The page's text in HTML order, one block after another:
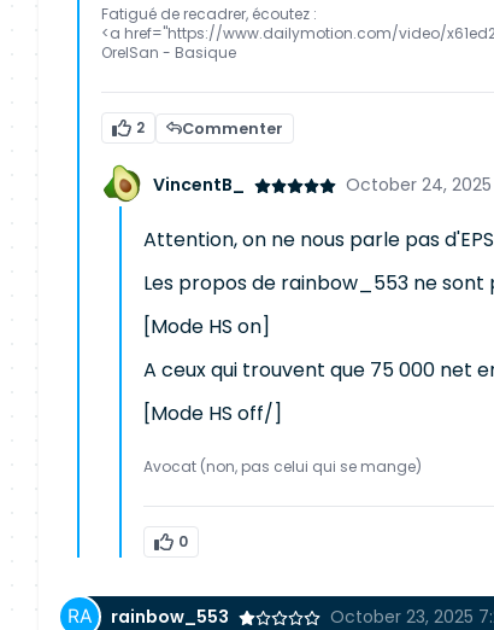
Fatigué de recadrer, écoutez :
<a href="https://www.dailymotion.com/video/
OrelSan - Basique
2 Commenter
VincentB_ October 24, 2025
Attention, on ne nous parle pas
Les propos de rainbow_553 ne sont
[Mode HS on]
A ceux qui trouvent que 75 000 net
[Mode HS off/]
Avocat (non, pas celui qui se mange)
0
rainbow_553 October 23, 2025